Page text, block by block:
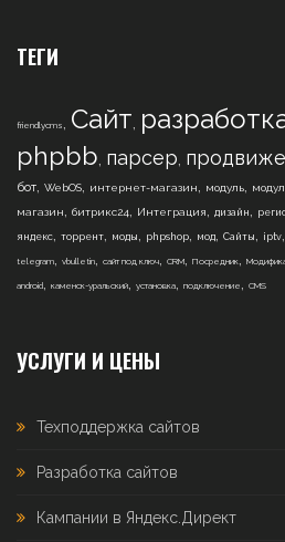
ТЕГИ
friendlycms , Сайт,
phpbb, парсер,
бот, WebOS, интернет-магазин, модуль,
магазин, битрикс24, Интеграция, дизайн ,
яндекс, торрент, моды , phpshop, мод, Сайты , iptv,
telegram, vbulletin, сайт под ключ, CRM, Посредник,
android, каменск-уральский, установка, подключение , CMS
УСЛУГИ И ЦЕНЫ
Техподдержка сайтов
Разработка сайтов
Кампании в Яндекс.Директ